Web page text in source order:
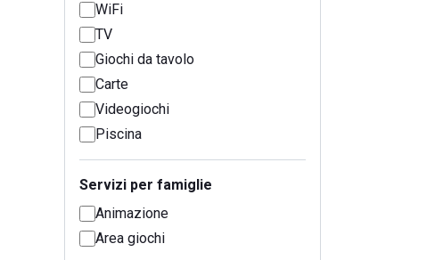
WiFi
TV
Giochi da tavolo
Carte
Videogiochi
Piscina
Servizi per famiglie
Animazione
Area giochi